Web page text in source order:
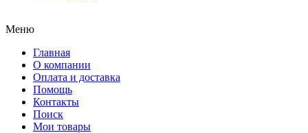
Меню
Главная
О компании
Оплата и доставка
Помощь
Контакты
Поиск
Мои товары